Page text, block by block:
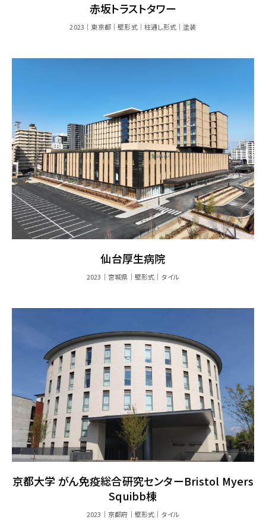
赤坂トラストタワー
2023 東京都 壁形式 柱通し形式 塗装
仙台厚生病院
2023 宮城県 壁形式 タイル
京都大学 がん免疫総合研究センターBristol Myers
Squibb棟
2023 京都府 壁形式 タイル